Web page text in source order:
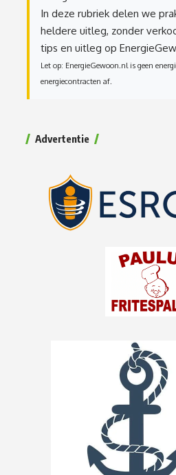
In deze rubriek delen we
heldere uitleg, zonder
tips en uitleg op
Let op: EnergieGewoon.nl is geen
energiecontracten af.
Advertentie